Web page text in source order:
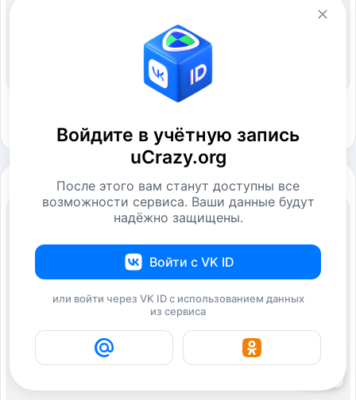
Войдите в учётную запись
uCrazy.org
После этого вам станут доступны все
возможности сервиса. Ваши данные будут
надёжно защищены.
Войти с VK ID
или войти через VK ID с использованием данных
из сервиса